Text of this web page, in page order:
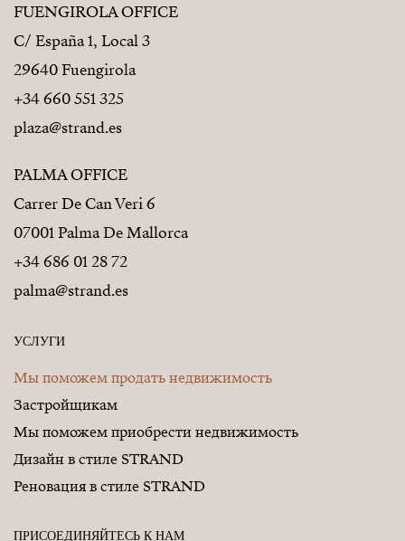
FUENGIROLA OFFICE
C/ España 1, Local 3
29640 Fuengirola
+34 660 551 325
plaza@strand.es
PALMA OFFICE
Carrer De Can Veri 6
07001 Palma De Mallorca
+34 686 01 28 72
palma@strand.es
УСЛУГИ
Мы поможем продать недвижимость
Застройщикам
Мы поможем приобрести недвижимость
Дизайн в стиле STRAND
Реновация в стиле STRAND
ПРИСОЕДИНЯЙТЕСЬ К НАМ